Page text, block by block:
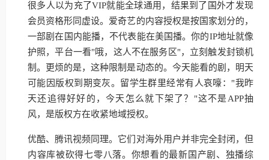
很多人以为充了VIP就能全球通用，结果到了国外才发现
会员资格形同虚设。爱奇艺的内容授权是按国家划分的，
一部剧在国内能播，不代表能在美国播。你的IP地址就像
护照，平台一看"哦，这人不在服务区"，立刻触发封锁机
制。更烦的是，这种限制是动态的。今天能看的剧，明天
可能因版权到期变灰。留学生群里经常有人哀嚎："我昨
天还追得好好的，今天怎么就下架了？"这不是APP抽
风，是版权方在收紧地域授权。
优酷、腾讯视频同理。它们对海外用户并非完全封闭，但
内容库被砍得七零八落。你想看的最新国产剧、独播综